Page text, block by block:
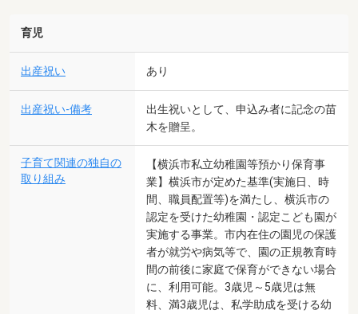
育児
出産祝い あり
出産祝い-備考
出生祝いとして、申込み者に記念の苗
木を贈呈。
子育て関連の独自の
取り組み
【横浜市私立幼稚園等預かり保育事
業】横浜市が定めた基準(実施日、時
間、職員配置等)を満たし、横浜市の
認定を受けた幼稚園・認定こども園が
実施する事業。市内在住の園児の保護
者が就労や病気等で、園の正規教育時
間の前後に家庭で保育ができない場合
に、利用可能。3歳児～5歳児は無
料、満3歳児は、私学助成を受ける幼